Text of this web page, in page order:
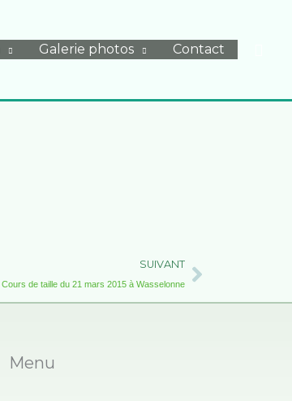
Galerie photos Contact
SUIVANT
Cours de taille du 21 mars 2015 à Wasselonne
Suivant
Menu